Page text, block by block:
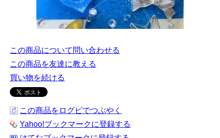
この商品について問い合わせる
この商品を友達に教える
買い物を続ける
この商品をログピでつぶやく
Yahoo!ブックマークに登録する